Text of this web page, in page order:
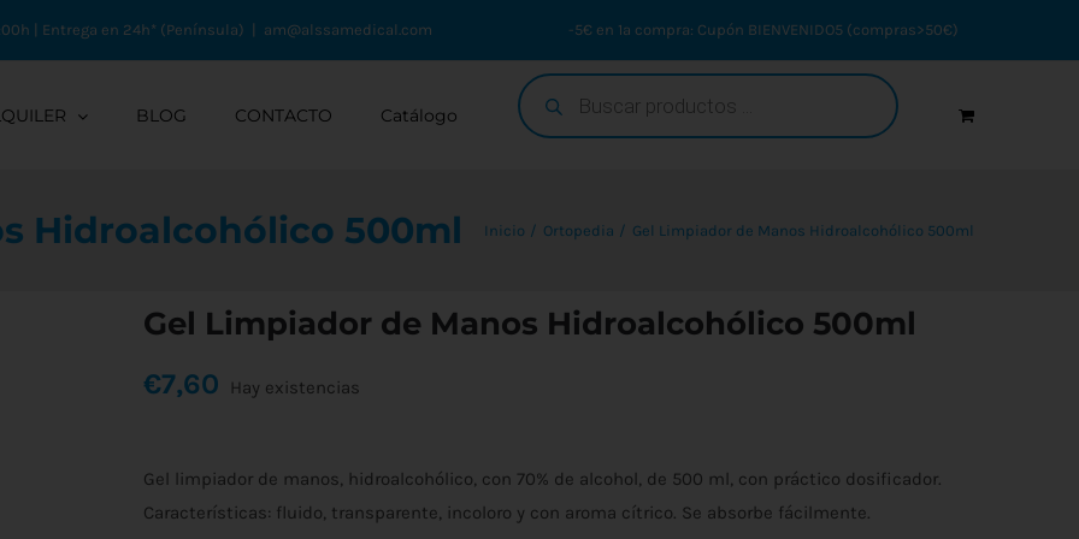
| Entrega en 24h* (Península) am@alssamedical.com -5€ en 1ª compra: Cupón BIENVENIDO5 (compras>50€)
BLOG CONTACTO Catálogo
Búsqueda
de
productos
Hidroalcohólico 500ml Inicio Ortopedia Gel Limpiador de Manos Hidroalcohólico 500ml
Gel Limpiador de Manos Hidroalcohólico 500ml
€7,60 Hay existencias
Gel limpiador de manos, hidroalcohólico, con 70% de alcohol, de 500 ml, con práctico dosificador.
Características: fluido, transparente, incoloro y con aroma cítrico. Se absorbe fácilmente.